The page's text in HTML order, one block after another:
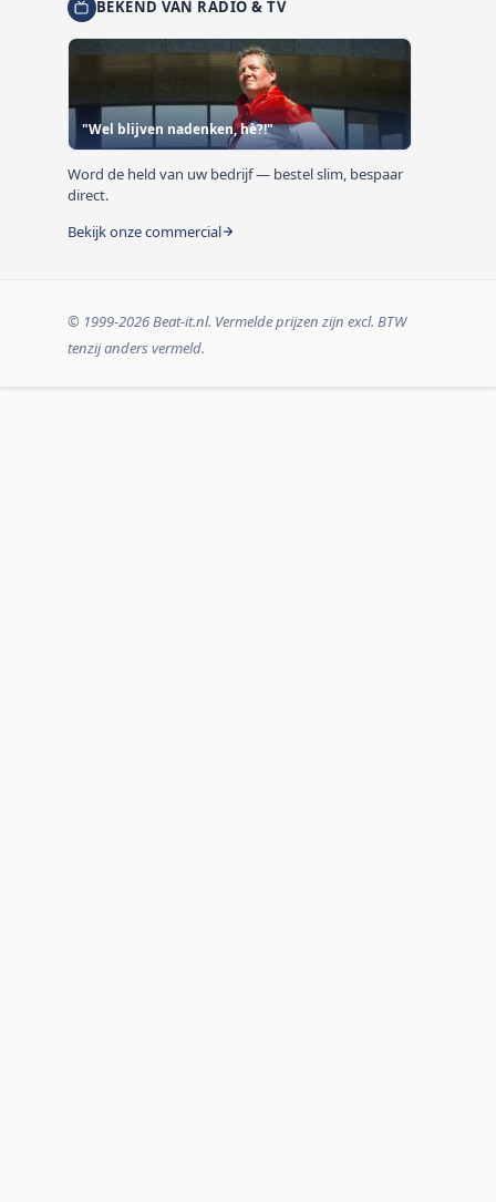
BEKEND VAN RADIO & TV
"Wel blijven nadenken, hè?!"
Word de held van uw bedrijf — bestel slim, bespaar
direct.
Bekijk onze commercial
© 1999-2026 Beat-it.nl. Vermelde prijzen zijn excl. BTW
tenzij anders vermeld.